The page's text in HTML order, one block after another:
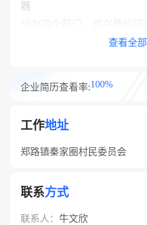
器
工作时间早上7点到下午6点
查看全部
企业简历查看率:100%
工作地址
郑路镇秦家圈村民委员会
联系方式
联系人： 牛文欣